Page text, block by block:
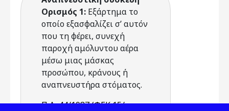
Ορισμός 1: Εξάρτημα το
οποίο εξασφαλίζει σ’ αυτόν
που τη φέρει, συνεχή
παροχή αμόλυντου αέρα
μέσω μιας μάσκας
προσώπου, κράνους ή
αναπνευστήρα στόματος.
Π.Δ. 44/1987 (ΦΕΚ 15/